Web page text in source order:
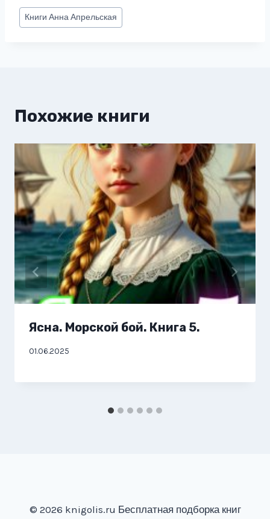
Метки
записи:
КнигиАнна Апрельская
Похожие книги
Ясна. Морской бой. Книга 5.
01.06.2025
© 2026 knigolis.ru Бесплатная подборка книг